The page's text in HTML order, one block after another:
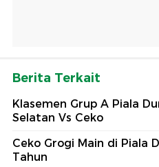
Berita Terkait
Klasemen Grup A Piala
Selatan Vs Ceko
Ceko Grogi Main di Piala
Tahun